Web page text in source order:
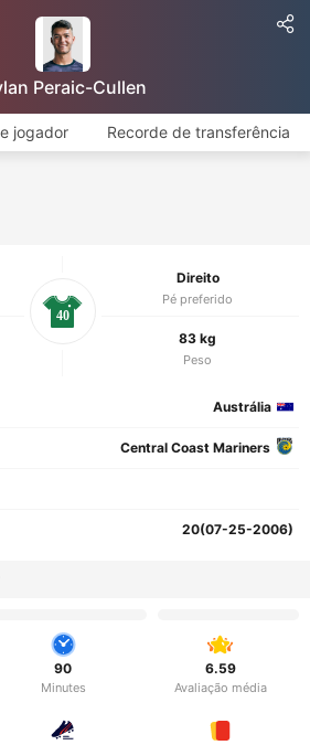
Peraic-Cullen
jogador Recorde de transferência
Direito
Pé preferido
83 kg
Peso
40
Austrália
Central Coast Mariners
20(07-25-2006)
90
Minutes
6.59
Avaliação média